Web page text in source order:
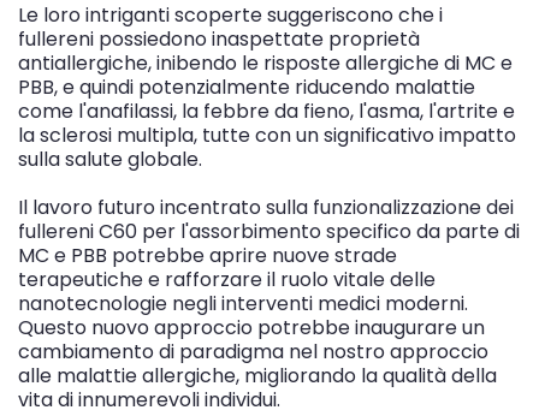
Le loro intriganti scoperte suggeriscono che i
fullereni possiedono inaspettate proprietà
antiallergiche, inibendo le risposte allergiche di MC e
PBB, e quindi potenzialmente riducendo malattie
come l'anafilassi, la febbre da fieno, l'asma, l'artrite e
la sclerosi multipla, tutte con un significativo impatto
sulla salute globale.
Il lavoro futuro incentrato sulla funzionalizzazione dei
fullereni C60 per l'assorbimento specifico da parte di
MC e PBB potrebbe aprire nuove strade
terapeutiche e rafforzare il ruolo vitale delle
nanotecnologie negli interventi medici moderni.
Questo nuovo approccio potrebbe inaugurare un
cambiamento di paradigma nel nostro approccio
alle malattie allergiche, migliorando la qualità della
vita di innumerevoli individui.